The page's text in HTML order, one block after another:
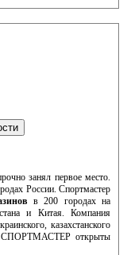
занял первое место.
России. Спортмастер
в 200 городах на
и Китая. Компания
казахстанского
СПОРТМАСТЕР открыты